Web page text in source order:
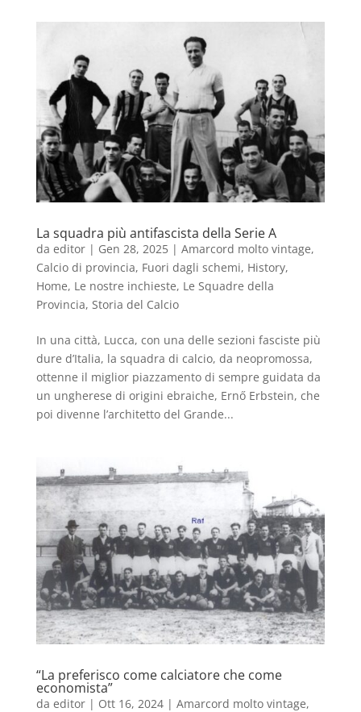
La squadra più antifascista della Serie A
da editor| Gen 28, 2025| Amarcord molto vintage,
Calcio di provincia, Fuori dagli schemi, History,
Home, Le nostre inchieste, Le Squadre della
Provincia, Storia del Calcio
In una città, Lucca, con una delle sezioni fasciste più
dure d’Italia, la squadra di calcio, da neopromossa,
ottenne il miglior piazzamento di sempre guidata da
un ungherese di origini ebraiche, Ernő Erbstein, che
poi divenne l’architetto del Grande...
“La preferisco come calciatore che come
economista”
da editor| Ott 16, 2024| Amarcord molto vintage,